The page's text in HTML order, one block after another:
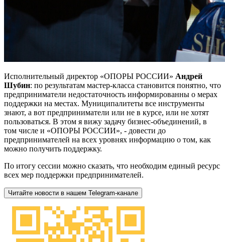
Исполнительный директор «ОПОРЫ РОССИИ» Андрей
Шубин: по результатам мастер-класса становится понятно, что
предприниматели недостаточность информированны о мерах
поддержки на местах. Муниципалитеты все инструменты
знают, а вот предприниматели или не в курсе, или не хотят
пользоваться. В этом я вижу задачу бизнес-объединений, в
том числе и «ОПОРЫ РОССИИ», - довести до
предпринимателей на всех уровнях информацию о том, как
можно получить поддержку.
По итогу сессии можно сказать, что необходим единый ресурс
всех мер поддержки предпринимателей.
Читайте новости в нашем Telegram-канале